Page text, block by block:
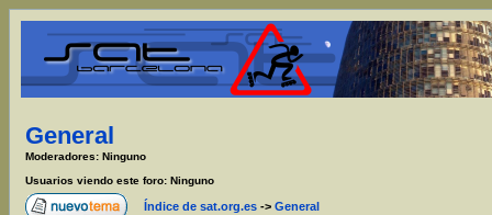
General
Moderadores: Ninguno
Usuarios viendo este foro: Ninguno
Índice de sat.org.es -> General